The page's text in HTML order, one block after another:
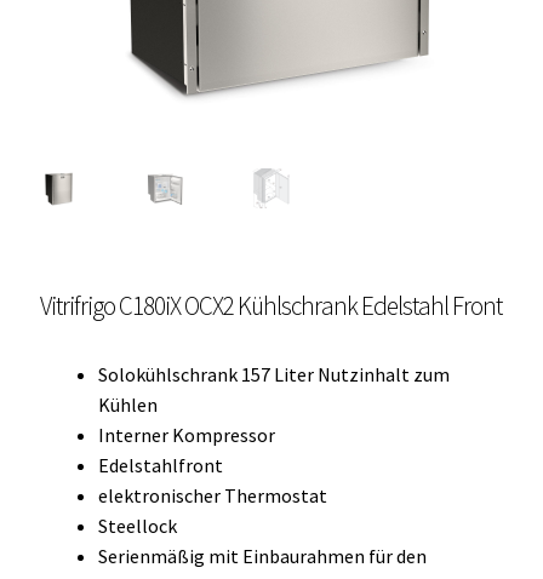
Einbau Kühlmöbel, externer Kompressor, Front:
schwarz, lichtgrau
Kühl- Gefrierkombinationen
Weinkühlschränke
Eiswürfelbereiter
Kühlkassetten
Kühl-/ Gefrierboxen tragbar
OCX 2 Serie
Vitrifrigo C180iX OCX2 Kühlschrank Edelstahl Front
Solokühlschrank 157 Liter Nutzinhalt zum
Kühlen
Interner Kompressor
Edelstahlfront
elektronischer Thermostat
Steellock
Serienmäßig mit Einbaurahmen für den